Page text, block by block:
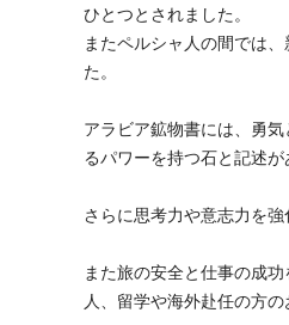
ひとつとされました。
またペルシャ人の間では
た。
アラビア鉱物書には、勇
るパワーを持つ石と記述が
さらに思考力や意志力を
また旅の安全と仕事の成
人、留学や海外赴任の方の